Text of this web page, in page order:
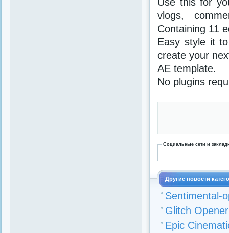
vlogs,
Containing 11
Easy style it
create your
AE template.
No plugins
Социальные сети и
Другие новости
Sentimental-
Glitch
Epic